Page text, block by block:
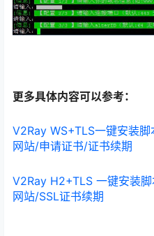
更多具体内容可以参考：
V2Ray WS+TLS一键安装
网站/申请证书/证书续期
V2Ray H2+TLS 一键安装
网站/SSL证书续期